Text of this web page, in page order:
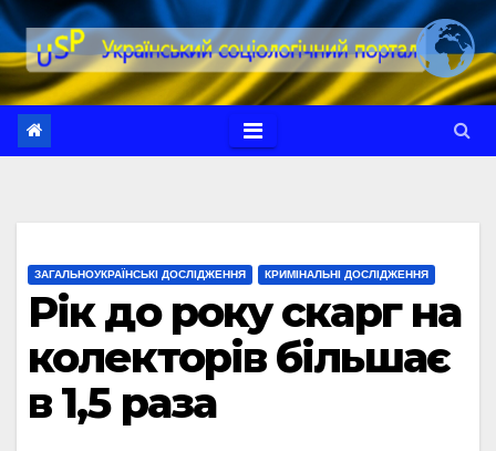
Перейти
до
вмісту
ЗАГАЛЬНОУКРАЇНСЬКІ ДОСЛІДЖЕННЯ КРИМІНАЛЬНІ ДОСЛІДЖЕННЯ
Рік до року скарг на
колекторів більшає
в 1,5 раза